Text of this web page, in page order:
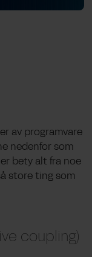
av programvare
nedenfor som
bety alt fra noe
store ting som
coupling)